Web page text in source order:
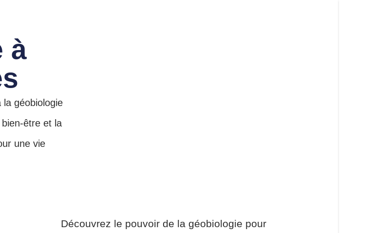
à
géobiologie
être et la
une vie
Découvrez le pouvoir de la géobiologie pour